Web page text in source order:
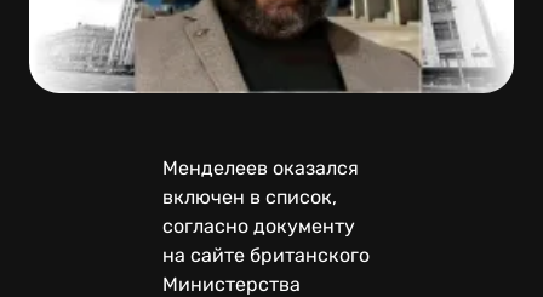
Менделеев оказался
включен в список,
согласно документу
на сайте британского
Министерства